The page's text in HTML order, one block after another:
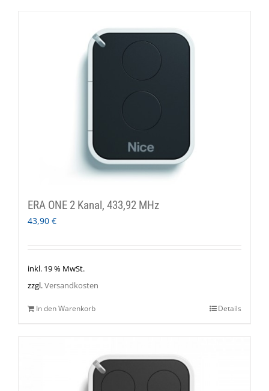
ERA ONE 2 Kanal, 433,92 MHz
43,90 €
inkl. 19 % MwSt.
zzgl.Versandkosten
In den Warenkorb Details